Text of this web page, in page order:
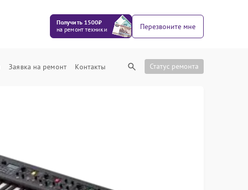
Получить 1500₽
на ремонт техники
Перезвоните мне
Заявка на ремонт Контакты Статус ремонта